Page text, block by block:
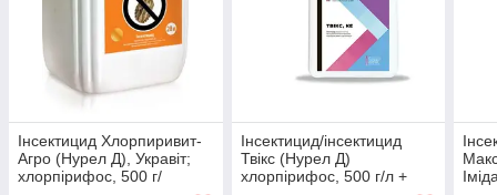
Інсектицид Хлорпиривит-
Агро (Нурел Д), Укравіт;
хлорпірифос, 500 г/
Інсектицид/інсектицид
Твікс (Нурел Д)
хлорпірифос, 500 г/л +